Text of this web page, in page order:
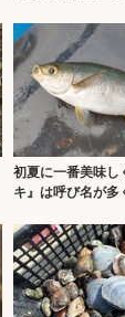
初夏に一番美味し
キ』は呼び名が多